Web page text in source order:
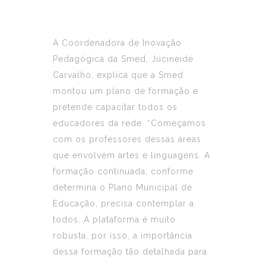
A Coordenadora de Inovação
Pedagógica da Smed, Jucineide
Carvalho, explica que a Smed
montou um plano de formação e
pretende capacitar todos os
educadores da rede. “Começamos
com os professores dessas áreas
que envolvem artes e linguagens. A
formação continuada, conforme
determina o Plano Municipal de
Educação, precisa contemplar a
todos. A plataforma é muito
robusta, por isso, a importância
dessa formação tão detalhada para